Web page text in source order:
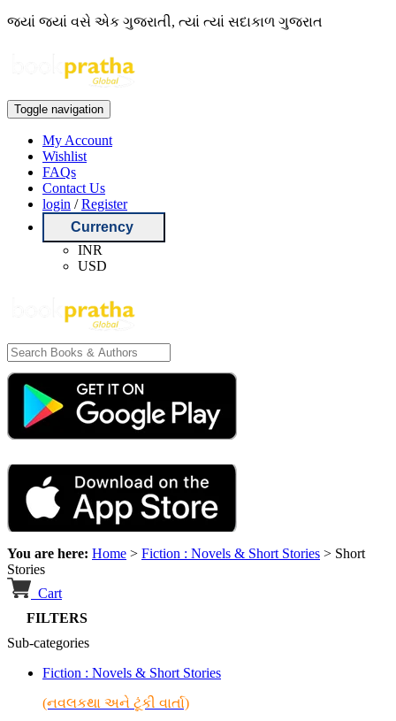
જ્યાં જ્યાં વસે એક ગુજરાતી, ત્યાં ત્યાં સદાકાળ ગુજરાત
Toggle navigation
My Account
Wishlist
FAQs
Contact Us
login /Register
Currency
INR
USD
You are here: Home > Fiction : Novels & Short Stories > Short
Stories
Cart
FILTERS
Sub-categories
Fiction : Novels & Short Stories
(નવલકથા અને ટૂંકી વાર્તા)